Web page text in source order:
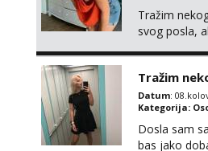
Tražim
svog posla,
Tražim
Datum:
Kategorija:
Dosla sam
bas jako